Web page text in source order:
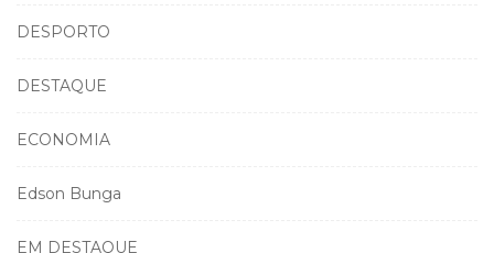
DESPORTO
DESTAQUE
ECONOMIA
Edson Bunga
EM DESTAQUE